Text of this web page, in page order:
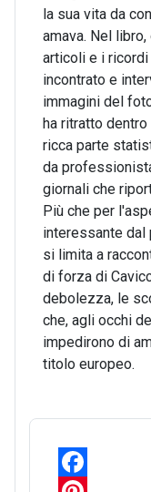
la sua vita da
amava. Nel
articoli e i ricordi
incontrato e
immagini del
ha ritratto dentro
ricca parte
da
giornali che
Più che per
interessante dal
si limita a
di forza di
debolezza, le
che, agli occhi
impedirono di
titolo europeo.